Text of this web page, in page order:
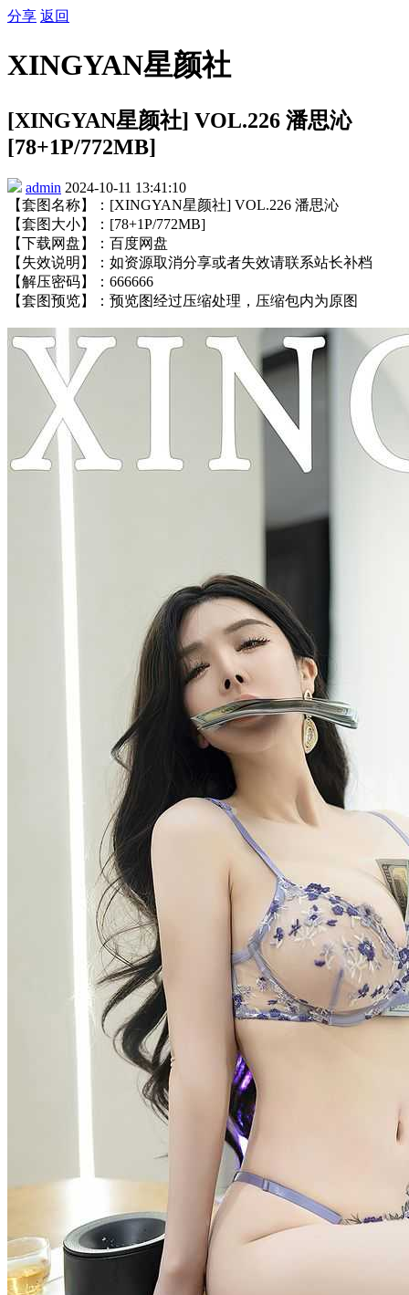
分享 返回
XINGYAN星颜社
[XINGYAN星颜社] VOL.226 潘思沁
[78+1P/772MB]
admin 2024-10-11 13:41:10
【套图名称】：[XINGYAN星颜社] VOL.226 潘思沁
【套图大小】：[78+1P/772MB]
【下载网盘】：百度网盘
【失效说明】：如资源取消分享或者失效请联系站长补档
【解压密码】：666666
【套图预览】：预览图经过压缩处理，压缩包内为原图